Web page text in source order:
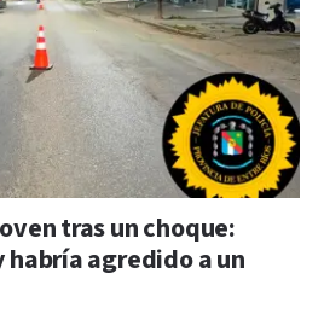
tras un choque:
agredido a un